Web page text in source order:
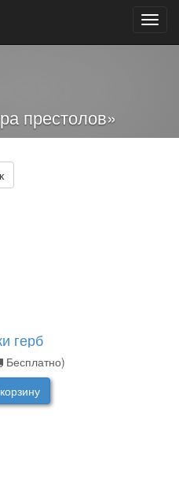
престолов»
герб
Бесплатно)